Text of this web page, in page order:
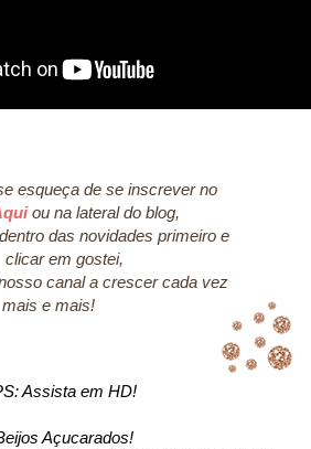
esqueça de se inscrever no
ou na lateral do blog,
das novidades primeiro e
clicar em gostei,
canal a crescer cada vez
mais e mais!
Assista em HD!
Açucarados!